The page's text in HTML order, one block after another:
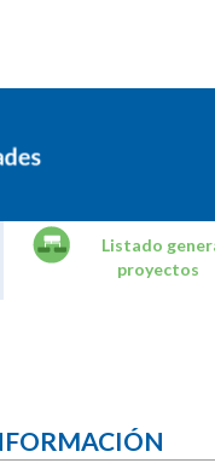
Listado
proyectos